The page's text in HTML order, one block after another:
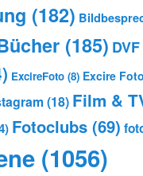
(182)
(185) DVF
ExcireFoto (8) Excire Foto
(18) Film &
Fotoclubs (69)
(1056)